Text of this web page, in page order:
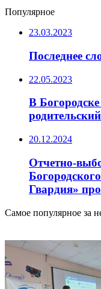
Популярное
23.03.2023
Последнее
22.05.2023
В Богородске
20.12.2024
Отчетно-
Гвардия»
Самое популярное за